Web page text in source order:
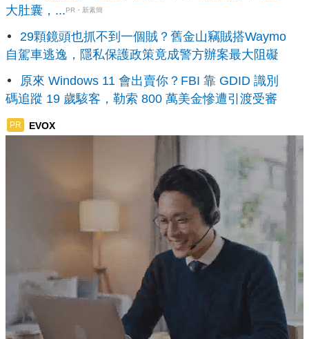
大肚囊，...PR・新素簡
29顆鏡頭也抓不到一個賊？舊金山竊賊搭Waymo
自駕車逃逸，隱私保護政策竟成警方辦案最大阻礙
原來 Windows 11 會出賣你？FBI 靠 GDID 識別
碼追蹤 19 歲駭客，勒索 800 萬美金慘遭引渡受審
PR EVOX